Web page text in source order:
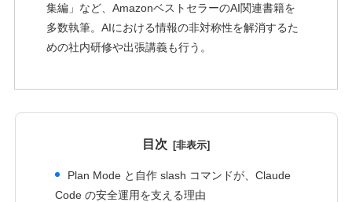
集編」など、AmazonベストセラーのAI関連書籍を
多数執筆。AIにおける情報の非対称性を解消するた
めの社内研修や出張講義も行う。
目次
Plan Mode と自作 slash コマンドが、Claude
Code の安全運用を支える理由